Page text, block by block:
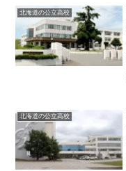
北海道の公立高校
北海道の公立高校